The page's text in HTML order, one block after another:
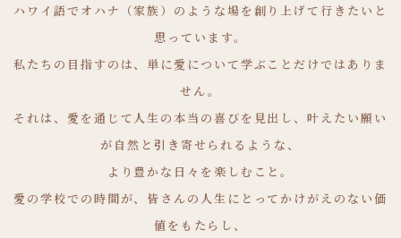
ハワイ語でオハナ（家族）のような場を創り上げて行きたいと
思っています。
私たちの目指すのは、単に愛について学ぶことだけではありま
せん。
それは、愛を通じて人生の本当の喜びを見出し、叶えたい願い
が自然と引き寄せられるような、
より豊かな日々を楽しむこと。
愛の学校での時間が、皆さんの人生にとってかけがえのない価
値をもたらし、